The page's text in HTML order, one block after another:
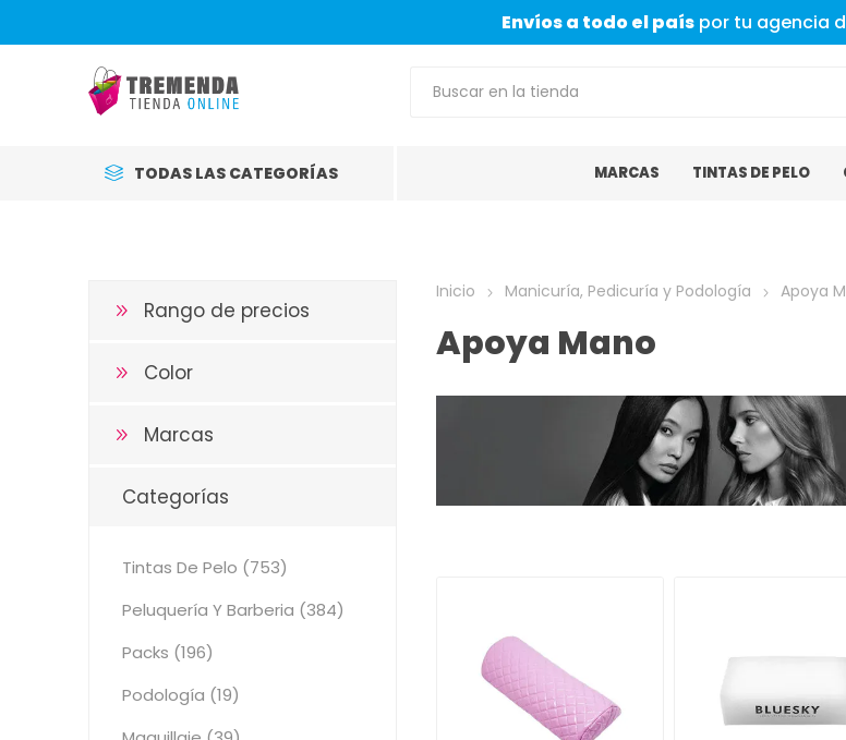
Envíos a todo el país por tu agencia
TODAS LAS CATEGORÍAS MARCAS TINTAS DE PELO
Inicio Manicuría, Pedicuría y Podología Apoya
Apoya Mano
Rango de precios
Color
Marcas
Categorías
Tintas De Pelo (753)
Peluquería Y Barberia (384)
Packs (196)
Podología (19)